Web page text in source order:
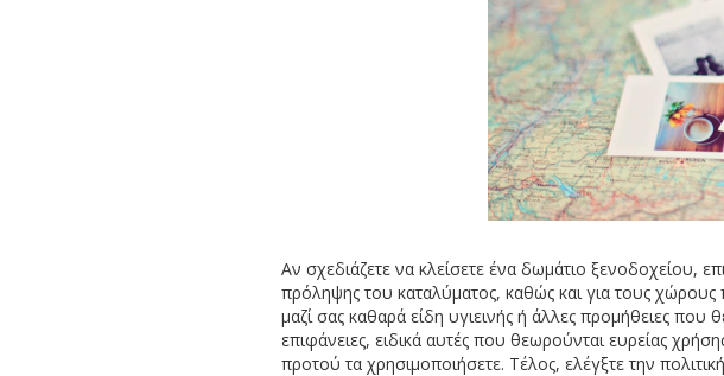
Αν σχεδιάζετε να κλείσετε ένα δωμάτιο ξενοδοχείου,
πρόληψης του καταλύματος, καθώς και για τους
μαζί σας καθαρά είδη υγιεινής ή άλλες προμήθειες που
επιφάνειες, ειδικά αυτές που θεωρούνται ευρείας
προτού τα χρησιμοποιήσετε. Τέλος, ελέγξτε την